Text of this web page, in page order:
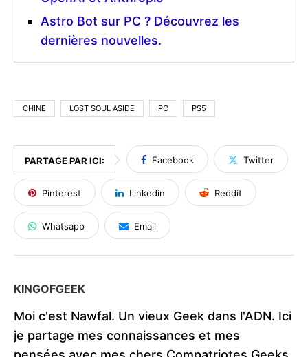
Astro Bot sur PC ? Découvrez les
dernières nouvelles.
CHINE LOST SOUL ASIDE PC PS5
PARTAGE PAR ICI: Facebook Twitter
Pinterest Linkedin Reddit
Whatsapp Email
KINGOFGEEK
Moi c'est Nawfal. Un vieux Geek dans l'ADN. Ici
je partage mes connaissances et mes